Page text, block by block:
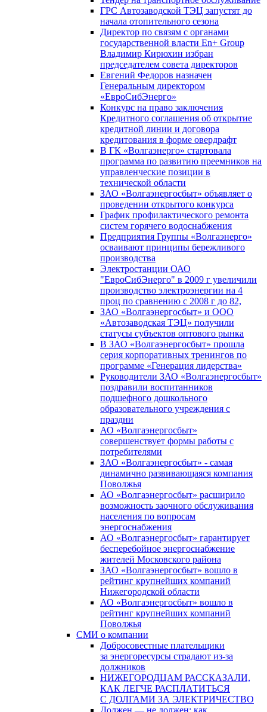
ГРС Автозаводской ТЭЦ запустят до
начала отопительного сезона
Директор по связям с органами
государственной власти En+ Group
Владимир Кирюхин избран
председателем совета директоров
Евгений Федоров назначен
Генеральным директором
«ЕвроСибЭнерго»
Конкурс на право заключения
Кредитного соглашения об открытие
кредитной линии и договора
кредитования в форме овердрафт
В ГК «Волгаэнерго» стартовала
программа по развитию преемников на
управленческие позиции в
технической области
ЗАО «Волгаэнергосбыт» объявляет о
проведении открытого конкурса
График профилактического ремонта
систем горячего водоснабжения
Предприятия Группы «Волгаэнерго»
осваивают принципы бережливого
производства
Электростанции ОАО
"ЕвроСибЭнерго" в 2009 г увеличили
производство электроэнергии на 4
проц по сравнению с 2008 г до 82,
ЗАО «Волгаэнергосбыт» и ООО
«Автозаводская ТЭЦ» получили
статусы субъектов оптового рынка
В ЗАО «Волгаэнергосбыт» прошла
серия корпоративных тренингов по
программе «Генерация лидерства»
Руководители ЗАО «Волгаэнергосбыт»
поздравили воспитанников
подшефного дошкольного
образовательного учреждения с
праздни
АО «Волгаэнергосбыт»
совершенствует формы работы с
потребителями
ЗАО «Волгаэнергосбыт» - самая
динамично развивающаяся компания
Поволжья
АО «Волгаэнергосбыт» расширило
возможность заочного обслуживания
населения по вопросам
энергоснабжения
АО «Волгаэнергосбыт» гарантирует
бесперебойное энергоснабжение
жителей Московского района
ЗАО «Волгаэнергосбыт» вошло в
рейтинг крупнейших компаний
Нижегородской области
АО «Волгаэнергосбыт» вошло в
рейтинг крупнейших компаний
Поволжья
СМИ о компании
Добросовестные плательщики
за энергоресурсы страдают из-за
должников
НИЖЕГОРОДЦАМ РАССКАЗАЛИ,
КАК ЛЕГЧЕ РАСПЛАТИТЬСЯ
С ДОЛГАМИ ЗА ЭЛЕКТРИЧЕСТВО